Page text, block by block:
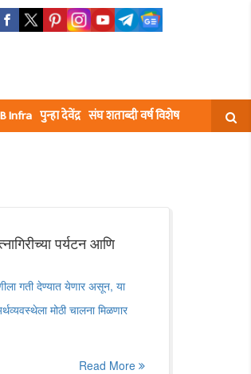
Infra पुन्हा देवेंद्र संघ शताब्दी वर्ष विशेष
पर्यटन आणि
गती देण्यात येणार असून, या
मोठी चालना मिळणार
Read More